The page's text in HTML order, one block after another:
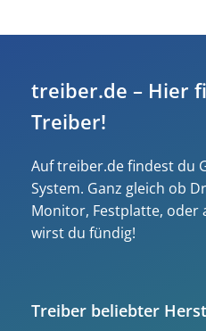
treiber.de – Hier
Treiber!
Auf treiber.de findest du
System. Ganz gleich ob
Monitor, Festplatte, oder
wirst du fündig!
Treiber beliebter